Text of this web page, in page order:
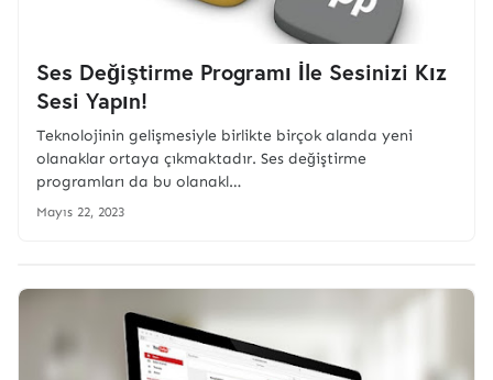
Ses Değiştirme Programı İle Sesinizi Kız
Sesi Yapın!
Teknolojinin gelişmesiyle birlikte birçok alanda yeni
olanaklar ortaya çıkmaktadır. Ses değiştirme
programları da bu olanakl…
Mayıs 22, 2023